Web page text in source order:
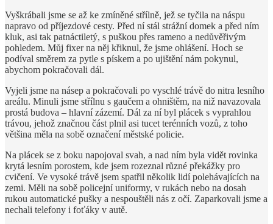
Vyškrábali jsme se až ke zmíněné střílně, jež se tyčila na náspu
napravo od příjezdové cesty. Před ní stál strážní domek a před ním
kluk, asi tak patnáctiletý, s puškou přes rameno a nedůvěřivým
pohledem. Můj fixer na něj křiknul, že jsme ohlášení. Hoch se
podíval směrem za pytle s pískem a po ujištění nám pokynul,
abychom pokračovali dál.
Vyjeli jsme na násep a pokračovali po vyschlé trávě do nitra lesního
areálu. Minuli jsme střílnu s gaučem a ohništěm, na niž navazovala
prostá budova – hlavní zázemí. Dál za ní byl plácek s vyprahlou
trávou, jehož značnou část plnil asi tucet terénních vozů, z toho
většina měla na sobě označení městské policie.
Na plácek se z boku napojoval svah, a nad ním byla vidět rovinka
krytá lesním porostem, kde jsem rozeznal různé překážky pro
cvičení. Ve vysoké trávě jsem spatřil několik lidí polehávajících na
zemi. Měli na sobě policejní uniformy, v rukách nebo na dosah
rukou automatické pušky a nespouštěli nás z očí. Zaparkovali jsme a
nechali telefony i foťáky v autě.